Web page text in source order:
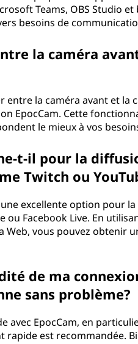
Teams, OBS Studio
besoins de
la caméra
entre la caméra avant et
EpocCam. Cette
le mieux à vos
t-il pour la
Twitch ou
excellente option pour
ou Facebook Live. En
Web, vous pouvez obtenir
de ma
sans problème?
avec EpocCam, en
est recommandée.